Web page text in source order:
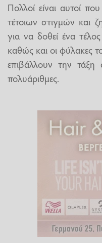
Πολλοί είναι αυτοί
τέτοιων στιγμών και
για να δοθεί ένα
καθώς και οι φύλακες
επιβάλλουν την τάξη
πολυάριθμες.